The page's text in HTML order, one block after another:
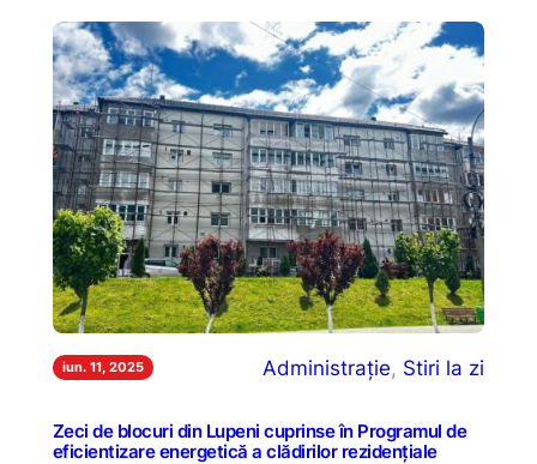
iun. 11, 2025 Administrație, Stiri la zi
Zeci de blocuri din Lupeni cuprinse în Programul de
eficientizare energetică a clădirilor rezidențiale